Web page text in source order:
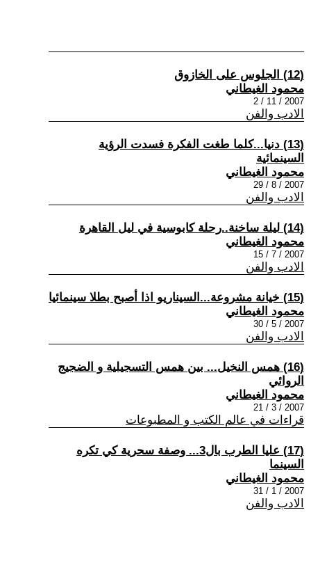
(12) الجلوس على الخازوق
محمود الغيطاني
2007 / 11 / 2
الادب والفن
(13) دنيا...كلما طغت الفكرة فسدت الرؤية
السينمائية
محمود الغيطاني
2007 / 8 / 29
الادب والفن
(14) ليلة ساخنة..رحلة كابوسية في ليل القاهرة
محمود الغيطاني
2007 / 7 / 15
الادب والفن
(15) خيانة مشروعة...السيناريو اذا أصبح بطلا سينمائيا
محمود الغيطاني
2007 / 5 / 30
الادب والفن
(16) همس النخيل... بين همس التسجيلية و الضجيج
الروائي
محمود الغيطاني
2007 / 3 / 21
قراءات في عالم الكتب و المطبوعات
(17) عليا الطرب بال3... وصفة سحرية كي تكره
السينما
محمود الغيطاني
2007 / 1 / 31
الادب والفن